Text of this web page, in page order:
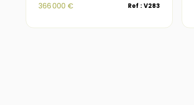
366 000 € Ref : V283